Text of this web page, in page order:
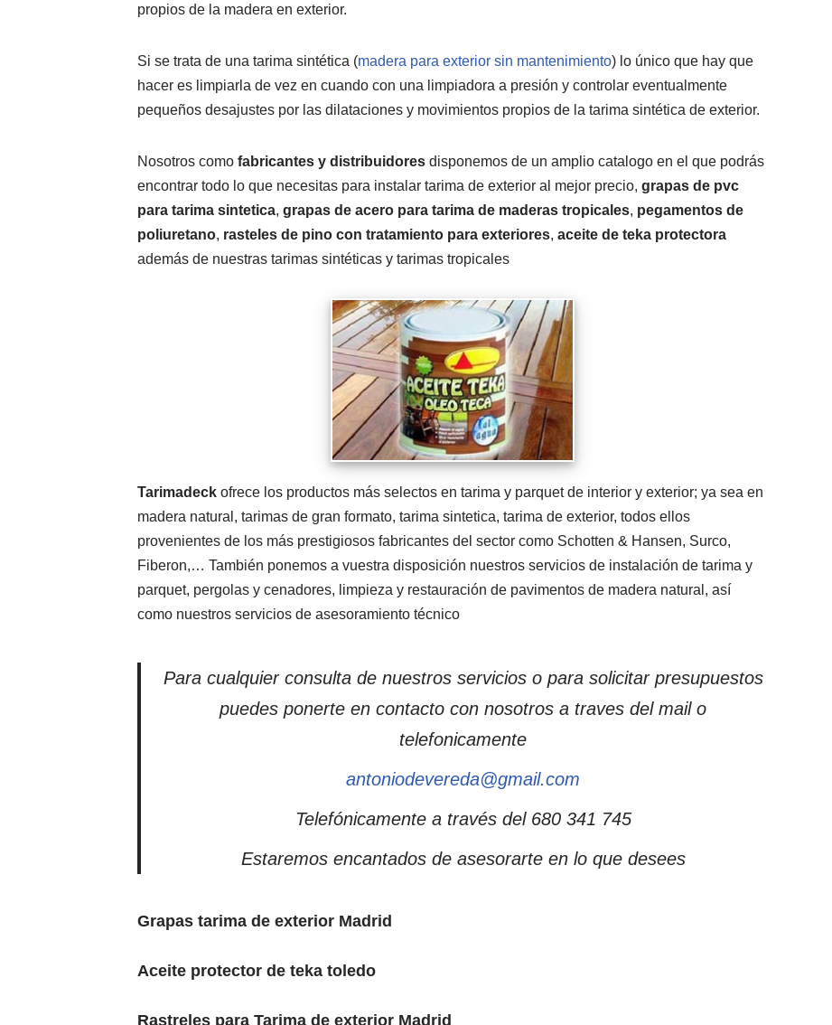
propios de la madera en exterior.
Si se trata de una tarima sintética (madera para exterior sin mantenimiento) lo único que hay que
hacer es limpiarla de vez en cuando con una limpiadora a presión y controlar eventualmente
pequeños desajustes por las dilataciones y movimientos propios de la tarima sintética de exterior.
Nosotros como fabricantes y distribuidores disponemos de un amplio catalogo en el que podrás
encontrar todo lo que necesitas para instalar tarima de exterior al mejor precio, grapas de pvc
para tarima sintetica, grapas de acero para tarima de maderas tropicales, pegamentos de
poliuretano, rasteles de pino con tratamiento para exteriores, aceite de teka protectora
además de nuestras tarimas sintéticas y tarimas tropicales
Tarimadeck ofrece los productos más selectos en tarima y parquet de interior y exterior; ya sea en
madera natural, tarimas de gran formato, tarima sintetica, tarima de exterior, todos ellos
provenientes de los más prestigiosos fabricantes del sector como Schotten & Hansen, Surco,
Fiberon,… También ponemos a vuestra disposición nuestros servicios de instalación de tarima y
parquet, pergolas y cenadores, limpieza y restauración de pavimentos de madera natural, así
como nuestros servicios de asesoramiento técnico
Para cualquier consulta de nuestros servicios o para solicitar presupuestos
puedes ponerte en contacto con nosotros a traves del mail o
telefonicamente
antoniodevereda@gmail.com
Telefónicamente a través del 680 341 745
Estaremos encantados de asesorarte en lo que desees
Grapas tarima de exterior Madrid
Aceite protector de teka toledo
Rastreles para Tarima de exterior Madrid